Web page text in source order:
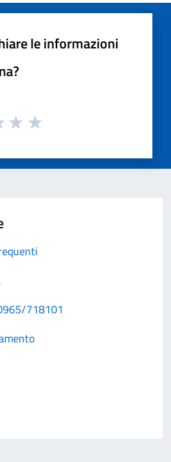
le informazioni
718101